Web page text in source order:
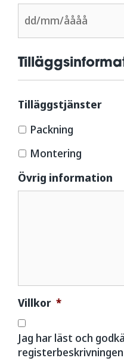
Tilläggstjänster
Packning
Montering
Övrig information
Villkor *
Jag har läst och
registerbeskrivningen